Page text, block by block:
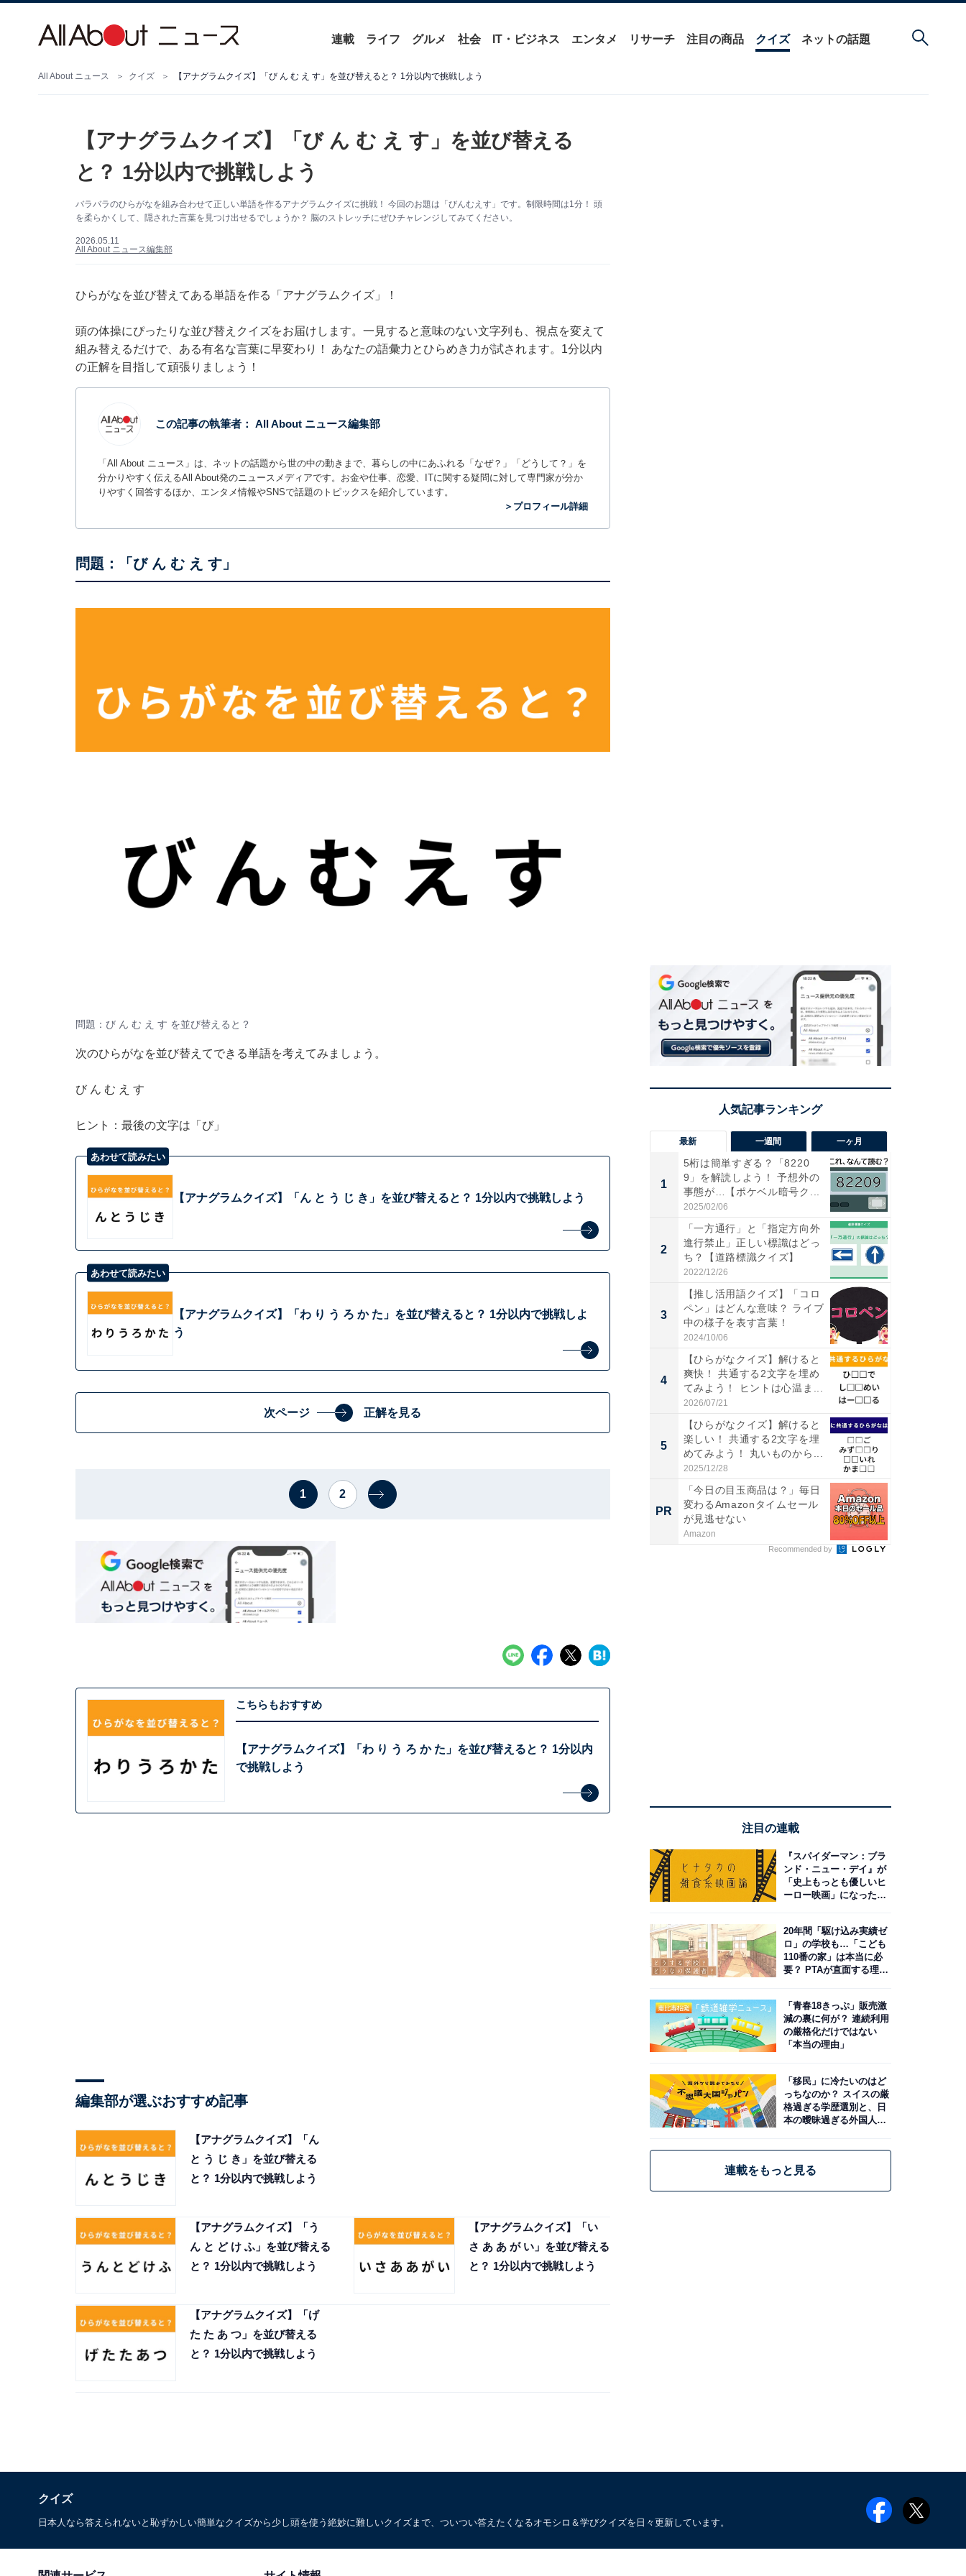
連載 ライフ グルメ 社会 IT・ビジネス エンタメ リサーチ 注目の商品 クイズ ネットの話題
All About ニュース クイズ 【アナグラムクイズ】「び ん む え す」を並び替えると？ 1分以内で挑戦しよう
【アナグラムクイズ】「び ん む え す」を並び替える
と？ 1分以内で挑戦しよう
バラバラのひらがなを組み合わせて正しい単語を作るアナグラムクイズに挑戦！ 今回のお題は「びんむえす」です。制限時間は1分！ 頭
を柔らかくして、隠された言葉を見つけ出せるでしょうか？ 脳のストレッチにぜひチャレンジしてみてください。
2026.05.11
All About ニュース編集部
ひらがなを並び替えてある単語を作る「アナグラムクイズ」！
頭の体操にぴったりな並び替えクイズをお届けします。一見すると意味のない文字列も、視点を変えて
組み替えるだけで、ある有名な言葉に早変わり！ あなたの語彙力とひらめき力が試されます。1分以内
の正解を目指して頑張りましょう！
この記事の執筆者： All About ニュース編集部
「All About ニュース」は、ネットの話題から世の中の動きまで、暮らしの中にあふれる「なぜ？」「どうして？」を
分かりやすく伝えるAll About発のニュースメディアです。お金や仕事、恋愛、ITに関する疑問に対して専門家が分か
りやすく回答するほか、エンタメ情報やSNSで話題のトピックスを紹介しています。
＞プロフィール詳細
問題：「び ん む え す」
問題：び ん む え す を並び替えると？
次のひらがなを並び替えてできる単語を考えてみましょう。
び ん む え す
ヒント：最後の文字は「び」
あわせて読みたい
【アナグラムクイズ】「ん と う じ き」を並び替えると？ 1分以内で挑戦しよう
あわせて読みたい
【アナグラムクイズ】「わ り う ろ か た」を並び替えると？ 1分以内で挑戦しよ
う
次ページ 正解を見る
1 2
こちらもおすすめ
【アナグラムクイズ】「わ り う ろ か た」を並び替えると？ 1分以内
で挑戦しよう
編集部が選ぶおすすめ記事
【アナグラムクイズ】「ん
と う じ き」を並び替える
と？ 1分以内で挑戦しよう
【アナグラムクイズ】「う
ん と ど け ふ」を並び替える
と？ 1分以内で挑戦しよう
【アナグラムクイズ】「い
さ あ あ が い」を並び替える
と？ 1分以内で挑戦しよう
【アナグラムクイズ】「げ
た た あ つ」を並び替える
と？ 1分以内で挑戦しよう
最新 一週間 一ヶ月
1
5桁は簡単すぎる？「8220
9」を解読しよう！ 予想外の
事態が…【ポケベル暗号ク...
2025/02/06
2
「一方通行」と「指定方向外
進行禁止」正しい標識はどっ
ち？【道路標識クイズ】
2022/12/26
3
【推し活用語クイズ】「コロ
ペン」はどんな意味？ ライブ
中の様子を表す言葉！
2024/10/06
4
【ひらがなクイズ】解けると
爽快！ 共通する2文字を埋め
てみよう！ ヒントは心温ま...
2026/07/21
5
【ひらがなクイズ】解けると
楽しい！ 共通する2文字を埋
めてみよう！ 丸いものから...
2025/12/28
PR
「今日の目玉商品は？」毎日
変わるAmazonタイムセール
が見逃せない
Amazon
Recommended by
注目の連載
『スパイダーマン：ブラ
ンド・ニュー・デイ』が
「史上もっとも優しいヒ
ーロー映画」になった理
20年間「駆け込み実績ゼ
ロ」の学校も…「こども
110番の家」は本当に必
要？ PTAが直面する理想
「青春18きっぷ」販売激
減の裏に何が？ 連続利用
の厳格化だけではない
「本当の理由」
「移民」に冷たいのはど
っちなのか？ スイスの厳
格過ぎる学歴選別と、日
本の曖昧過ぎる外国人政
連載をもっと見る
クイズ
日本人なら答えられないと恥ずかしい簡単なクイズから少し頭を使う絶妙に難しいクイズまで、ついつい答えたくなるオモシロ＆学びクイズを日々更新しています。